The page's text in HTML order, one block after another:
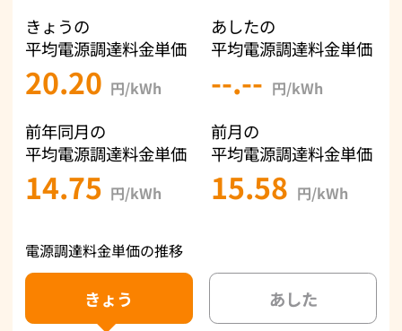
きょうの
平均電源調達料金単価
20.20 円/kWh
あしたの
平均電源調達料金単価
--.-- 円/kWh
前年同月の
平均電源調達料金単価
14.75 円/kWh
前月の
平均電源調達料金単価
15.58 円/kWh
電源調達料金単価の推移
きょう あした